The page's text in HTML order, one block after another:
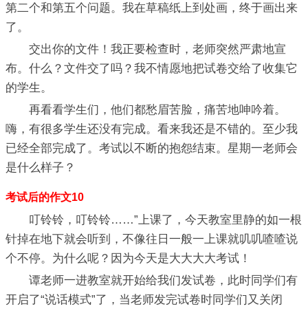
第二个和第五个问题。我在草稿纸上到处画，终于画出来
了。
交出你的文件！我正要检查时，老师突然严肃地宣
布。什么？文件交了吗？我不情愿地把试卷交给了收集它
的学生。
再看看学生们，他们都愁眉苦脸，痛苦地呻吟着。
嗨，有很多学生还没有完成。看来我还是不错的。至少我
已经全部完成了。考试以不断的抱怨结束。星期一老师会
是什么样子？
考试后的作文10
叮铃铃，叮铃铃……”上课了，今天教室里静的如一根
针掉在地下就会听到，不像往日一般一上课就叽叽喳喳说
个不停。为什么呢？因为今天是大大大大考试！
谭老师一进教室就开始给我们发试卷，此时同学们有
开启了“说话模式”了，当老师发完试卷时同学们又关闭